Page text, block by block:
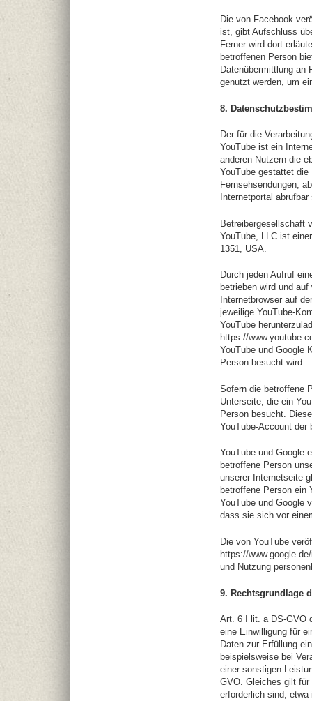
Die von Facebook
ist, gibt Aufschluss
Ferner wird dort
betroffenen Person
Datenübermittlung an
genutzt werden, um
8.
Der für die
YouTube ist ein
anderen Nutzern die
YouTube gestattet
Fernsehsendungen,
Internetportal abrufbar
Betreibergesellschaft
YouTube, LLC ist
1351, USA.
Durch jeden Aufruf
betrieben wird und
Internetbrowser auf
jeweilige YouTube-
YouTube
https://
YouTube und Google
Person besucht wird.
Sofern die betroffene
Unterseite, die ein
Person besucht.
YouTube-Account der
YouTube und Google
betroffene Person
unserer Internetseite
betroffene Person ein
YouTube und Google
dass sie sich vor
Die von YouTube
https://
und Nutzung
9. Rechtsgrundlage
Art. 6 I lit. a DS-GVO
eine Einwilligung für
Daten zur Erfüllung
beispielsweise bei
einer sonstigen
GVO. Gleiches gilt für
erforderlich sind, etwa